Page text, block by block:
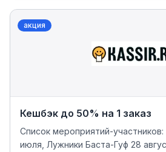
акция
Кешбэк до 50% на 1 заказ
Список мероприятий-участников:
июля, Лужники Баста-Гуф 28